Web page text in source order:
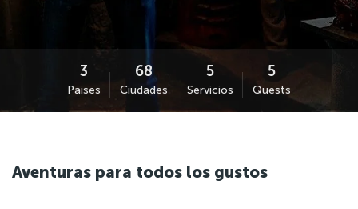
Países Ciudades Servicios Quests
Aventuras para todos los gustos